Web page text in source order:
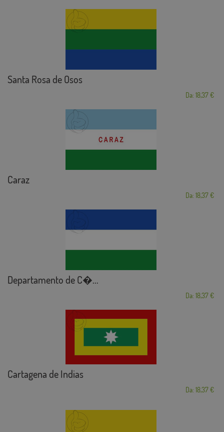
Santa Rosa de Osos
Da: 18,37 €
Caraz
Da: 18,37 €
Departamento de C�...
Da: 18,37 €
Cartagena de Indias
Da: 18,37 €